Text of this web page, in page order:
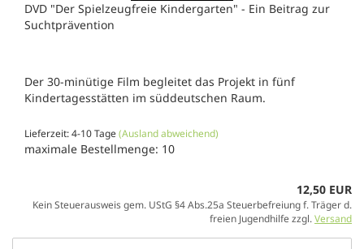
DVD "Der Spielzeugfreie Kindergarten" - Ein Beitrag zur
Suchtprävention
Der 30-minütige Film begleitet das Projekt in fünf
Kindertagesstätten im süddeutschen Raum.
Lieferzeit: 4-10 Tage(Ausland abweichend)
maximale Bestellmenge: 10
12,50 EUR
Kein Steuerausweis gem. UStG §4 Abs.25a Steuerbefreiung f. Träger d.
freien Jugendhilfe zzgl.Versand